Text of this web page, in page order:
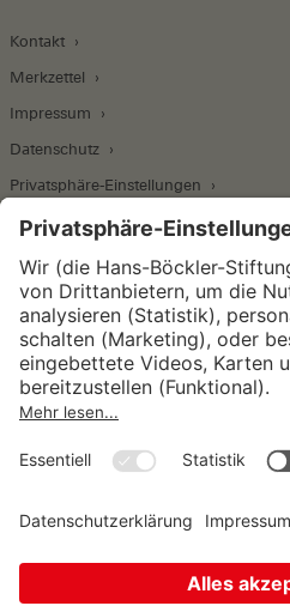
Kontakt
Merkzettel
Impressum
Datenschutz
Privatsphäre-Einstellungen
Wirtschafts- und
Institut für
Konjunkturforschung
Unternehmensführung